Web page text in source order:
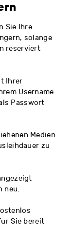
Sie Ihre
solange
reserviert
Ihrer
Username
Passwort
Medien
zu
neu.
Sie bereit